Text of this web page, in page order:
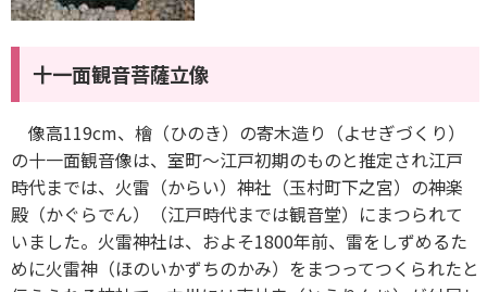
十一面観音菩薩立像
像高119cm、檜（ひのき）の寄木造り（よせぎづくり）
の十一面観音像は、室町～江戸初期のものと推定され江戸
時代までは、火雷（からい）神社（玉村町下之宮）の神楽
殿（かぐらでん）（江戸時代までは観音堂）にまつられて
いました。火雷神社は、およそ1800年前、雷をしずめるた
めに火雷神（ほのいかずちのかみ）をまつってつくられたと